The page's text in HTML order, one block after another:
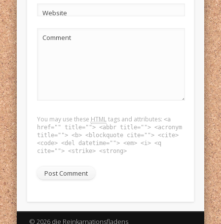
Website
Comment
You may use these HTMLtags and attributes: <a
href="" title=""> <abbr title=""> <acronym
title=""> <b> <blockquote cite=""> <cite>
<code> <del datetime=""> <em> <i> <q
cite=""> <strike> <strong>
© 2026 die Reinkarnationsfladens